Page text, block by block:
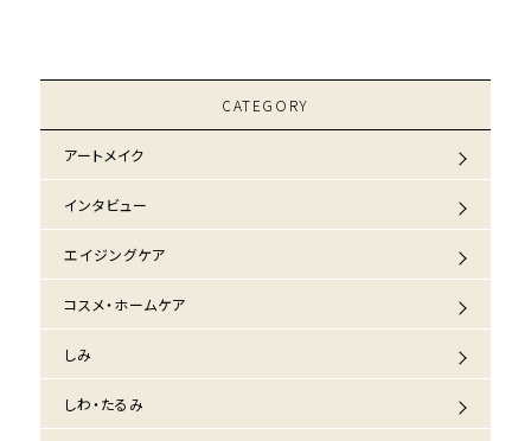
CATEGORY
アートメイク
インタビュー
エイジングケア
コスメ・ホームケア
しみ
しわ・たるみ